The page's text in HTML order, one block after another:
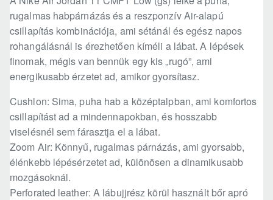
rugalmas habpárnázás és a reszponzív Air-alapú
csillapítás kombinációja, ami sétánál és egész napos
rohangálásnál is érezhetően kíméli a lábat. A lépések
finomak, mégis van bennük egy kis „rugó”, ami
energikusabb érzetet ad, amikor gyorsítasz.
Cushlon: Sima, puha hab a középtalpban, ami komfortos
csillapítást ad a mindennapokban, és hosszabb
viselésnél sem fárasztja el a lábat.
Zoom Air: Könnyű, rugalmas párnázás, ami gyorsabb,
élénkebb lépésérzetet ad, különösen a dinamikusabb
mozgásoknál.
Perforated leather: A lábujjrész körül használt bőr apró